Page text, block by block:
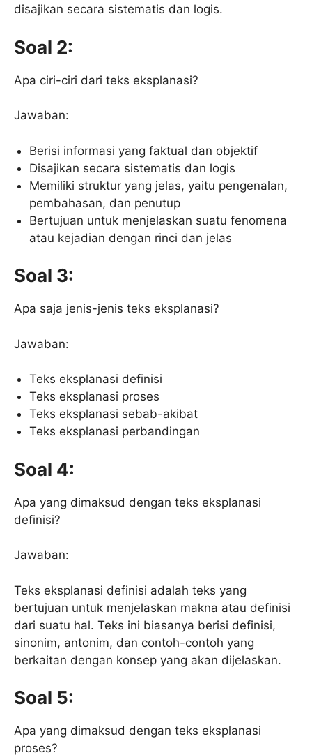
disajikan secara sistematis dan logis.
Soal 2:
Apa ciri-ciri dari teks eksplanasi?
Jawaban:
Berisi informasi yang faktual dan objektif
Disajikan secara sistematis dan logis
Memiliki struktur yang jelas, yaitu pengenalan,
pembahasan, dan penutup
Bertujuan untuk menjelaskan suatu fenomena
atau kejadian dengan rinci dan jelas
Soal 3:
Apa saja jenis-jenis teks eksplanasi?
Jawaban:
Teks eksplanasi definisi
Teks eksplanasi proses
Teks eksplanasi sebab-akibat
Teks eksplanasi perbandingan
Soal 4:
Apa yang dimaksud dengan teks eksplanasi
definisi?
Jawaban:
Teks eksplanasi definisi adalah teks yang
bertujuan untuk menjelaskan makna atau definisi
dari suatu hal. Teks ini biasanya berisi definisi,
sinonim, antonim, dan contoh-contoh yang
berkaitan dengan konsep yang akan dijelaskan.
Soal 5:
Apa yang dimaksud dengan teks eksplanasi
proses?